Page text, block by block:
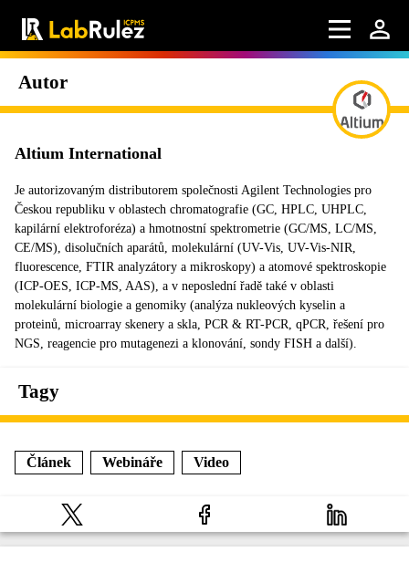
Autor
Altium International
Je autorizovaným distributorem společnosti Agilent Technologies pro
Českou republiku v oblastech chromatografie (GC, HPLC, UHPLC,
kapilární elektroforéza) a hmotnostní spektrometrie (GC/MS, LC/MS,
CE/MS), disolučních aparátů, molekulární (UV-Vis, UV-Vis-NIR,
fluorescence, FTIR analyzátory a mikroskopy) a atomové spektroskopie
(ICP-OES, ICP-MS, AAS), a v neposlední řadě také v oblasti
molekulární biologie a genomiky (analýza nukleových kyselin a
proteinů, microarray skenery a skla, PCR & RT-PCR, qPCR, řešení pro
NGS, reagencie pro mutagenezi a klonování, sondy FISH a další).
Tagy
Článek Webináře Video